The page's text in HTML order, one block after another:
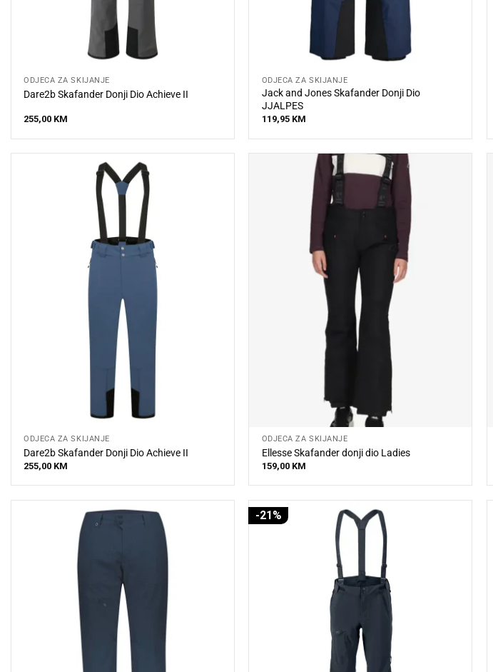
ODJEĆA ZA SKIJANJE
Dare2b Skafander Donji Dio Achieve II
255,00 KM
ODJEĆA ZA SKIJANJE
Jack and Jones Skafander Donji Dio
JJALPES
119,95 KM
ODJEĆA ZA SKIJANJE
Dare2b Skafander Donji Dio Achieve II
255,00 KM
ODJEĆA ZA SKIJANJE
Ellesse Skafander donji dio Ladies
159,00 KM
-21%